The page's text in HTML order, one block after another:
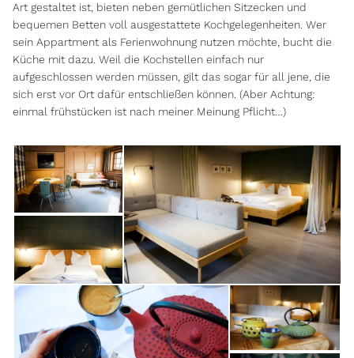
Art gestaltet ist, bieten neben gemütlichen Sitzecken und
bequemen Betten voll ausgestattete Kochgelegenheiten. Wer
sein Appartment als Ferienwohnung nutzen möchte, bucht die
Küche mit dazu. Weil die Kochstellen einfach nur
aufgeschlossen werden müssen, gilt das sogar für all jene, die
sich erst vor Ort dafür entschließen können. (Aber Achtung:
einmal frühstücken ist nach meiner Meinung Pflicht…)